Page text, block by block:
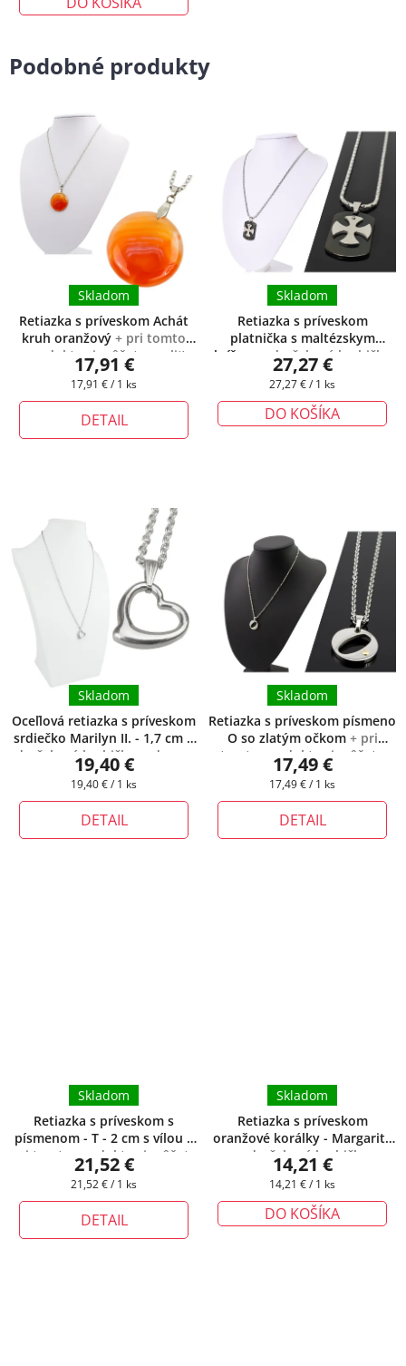
Podobné produkty
Retiazka s príveskom Achát
kruh oranžový + pri tomto
produkte si môžete zvoliť
dĺžku retiazky
Skladom
17,91 €
Jednotková
17,91 € / 1 ks
DETAIL
Retiazka s príveskom
platnička s maltézskym
krížom
+ darčeková krabička
zadarmo
Skladom
27,27 €
Jednotková
27,27 € / 1 ks
DO KOŠÍKA
Oceľlová retiazka s príveskom
srdiečko Marilyn II. - 1,7 cm +
darčeková krabička zadarmo
Skladom
19,40 €
Jednotková
19,40 € / 1 ks
DETAIL
Retiazka s príveskom písmeno
O so zlatým očkom + pri
tomto produkte si môžete
zvoliť dĺžku retiazky
Skladom
17,49 €
Jednotková
17,49 € / 1 ks
DETAIL
Retiazka s príveskom s
písmenom - T - 2 cm s vílou +
pri tomto produkte si môžete
zvoliť dĺžku retiazky
Skladom
21,52 €
Jednotková
21,52 € / 1 ks
DETAIL
Retiazka s príveskom
oranžové korálky - Margarita
+ darčeková krabička
zadarmo
Skladom
14,21 €
Jednotková
14,21 € / 1 ks
DO KOŠÍKA